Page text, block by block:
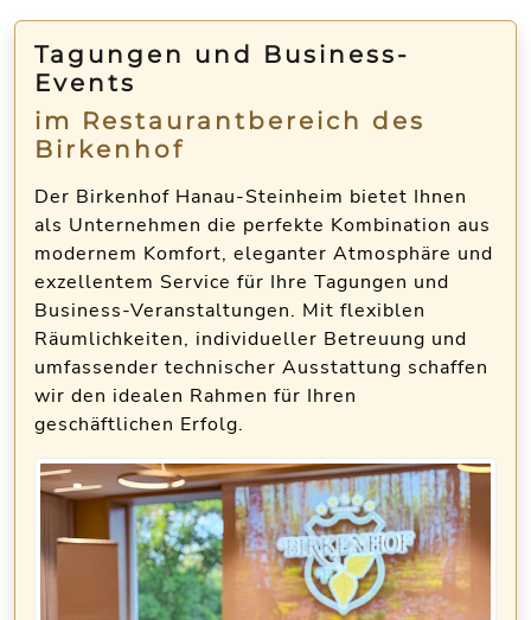
Tagungen und Business-
Events
im Restaurantbereich des
Birkenhof
Der Birkenhof Hanau-Steinheim bietet Ihnen
als Unternehmen die perfekte Kombination aus
modernem Komfort, eleganter Atmosphäre und
exzellentem Service für Ihre Tagungen und
Business-Veranstaltungen. Mit flexiblen
Räumlichkeiten, individueller Betreuung und
umfassender technischer Ausstattung schaffen
wir den idealen Rahmen für Ihren
geschäftlichen Erfolg.